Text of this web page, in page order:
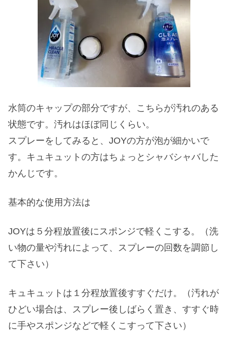
水筒のキャップの部分ですが、こちらが汚れのある
状態です。汚れはほぼ同じくらい。
スプレーをしてみると、JOYの方が泡が細かいで
す。キュキュットの方はちょっとシャバシャバした
かんじです。
基本的な使用方法は
JOYは５分程放置後にスポンジで軽くこする。（洗
い物の量や汚れによって、スプレーの回数を調節し
て下さい）
キュキュットは１分程放置後すすぐだけ。（汚れが
ひどい場合は、スプレー後しばらく置き、すすぐ時
に手やスポンジなどで軽くこすって下さい）